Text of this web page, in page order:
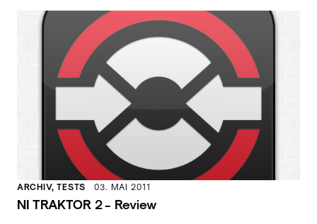
ARCHIV, TESTS 03. MAI 2011
NI TRAKTOR 2 - Review